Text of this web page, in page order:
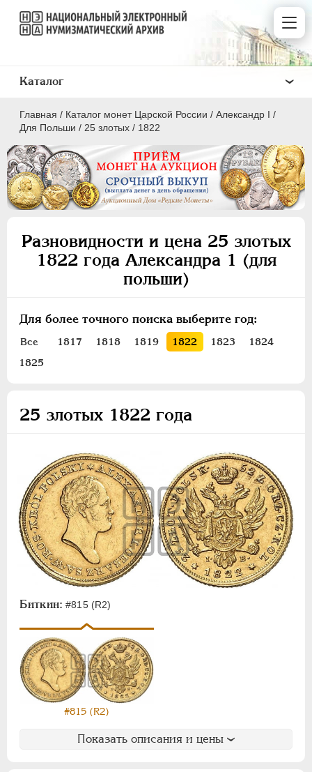
Главная / Каталог монет Царской России / Александр I /
Для Польши / 25 злотых / 1822
Разновидности и цена 25 злотых
1822 года Александра 1 (для
польши)
Для более точного поиска выберите год:
Все 1817 1818 1819 1822 1823
1824
1825
25 злотых 1822 года
Биткин: #815 (R2)
#815 (R2)
Показать описания и цены
Каталог
ПEТР I 1699 - 1725
ПЕТР II 1727-1729
АННА ИОАННОВНА 1730-1740
ИОАНН АНТОНОВИЧ 1740-1741
ПЕТР III 1762-1762
ЕКАТЕРИНА II
1762-1796
ПАВЕЛ I
Серебро
Пробные и новодельные
Для Грузии
Для Польши
50 злотых
25 злотых
10 злотых
2 злотых
1 злотый
10 грошей
5 грошей
3 гроша
1 грош
Монетовидные